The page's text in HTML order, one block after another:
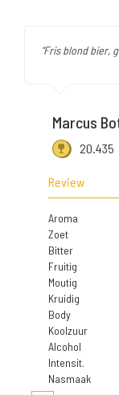
"Fris blond bier,
Marcus
20.435
Review
Aroma
Zoet
Bitter
Fruitig
Moutig
Kruidig
Body
Koolzuur
Alcohol
Intensit.
Nasmaak